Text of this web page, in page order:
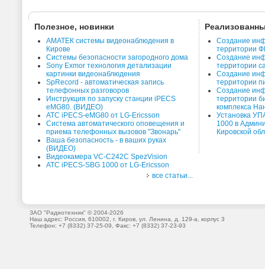
Полезное, новинки
АМАТЕК системы видеонаблюдения в
Кирове
Системы безопасности загородного дома
Sony Exmor технология детализации
картинки видеонаблюдения
SpRecord - автоматическая запись
телефонных разговоров
Инструкция по запуску станции iPECS
eMG80. (ВИДЕО)
АТС iPECS-eMG80 от LG-Ericsson
Система автоматического оповещения и
приема телефонных вызовов "Звонарь"
Ваша безопасность - в ваших руках
(ВИДЕО)
Видеокамера VC-C242C SpezVision
АТС iPECS-SBG 1000 от LG-Ericsson
все статьи...
Создание
территории
Создание
территории
Создание
территории
Создание
территории
комплекса
Установка
1000 в
Кировской
ЗАО "Радиотехник" © 2004-2026
Наш адрес: Россия, 610002, г. Киров, ул. Ленина, д. 129-а, корпус 3
Телефон: +7 (8332) 37-25-09, Факс: +7 (8332) 37-23-93